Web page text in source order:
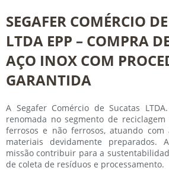
SEGAFER COMÉRCIO
LTDA EPP – COMPRA
AÇO INOX COM
GARANTIDA
A Segafer Comércio de Sucatas
renomada no segmento de
ferrosos e não ferrosos, atuando
materiais devidamente preparados.
missão contribuir para a
de coleta de resíduos e processamento.